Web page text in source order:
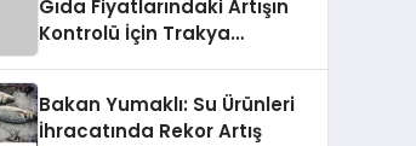
Gıda Fiyatlarındaki Artışın
Kontrolü İçin Trakya
Bakan Yumaklı: Su Ürünleri
İhracatında Rekor Artış